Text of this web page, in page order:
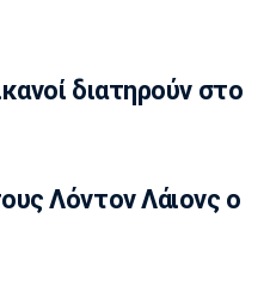
οι Σέλτικ, Μάλαγα
Κούβελου
διατηρούν στο
Λόντον Λάιονς ο